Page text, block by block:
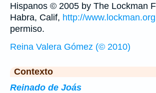
Hispanos © 2005 by The Lockman
Habra, Calif, http://www.lockman.org
permiso.
Reina Valera Gómez (© 2010)
Contexto
Reinado de Joás